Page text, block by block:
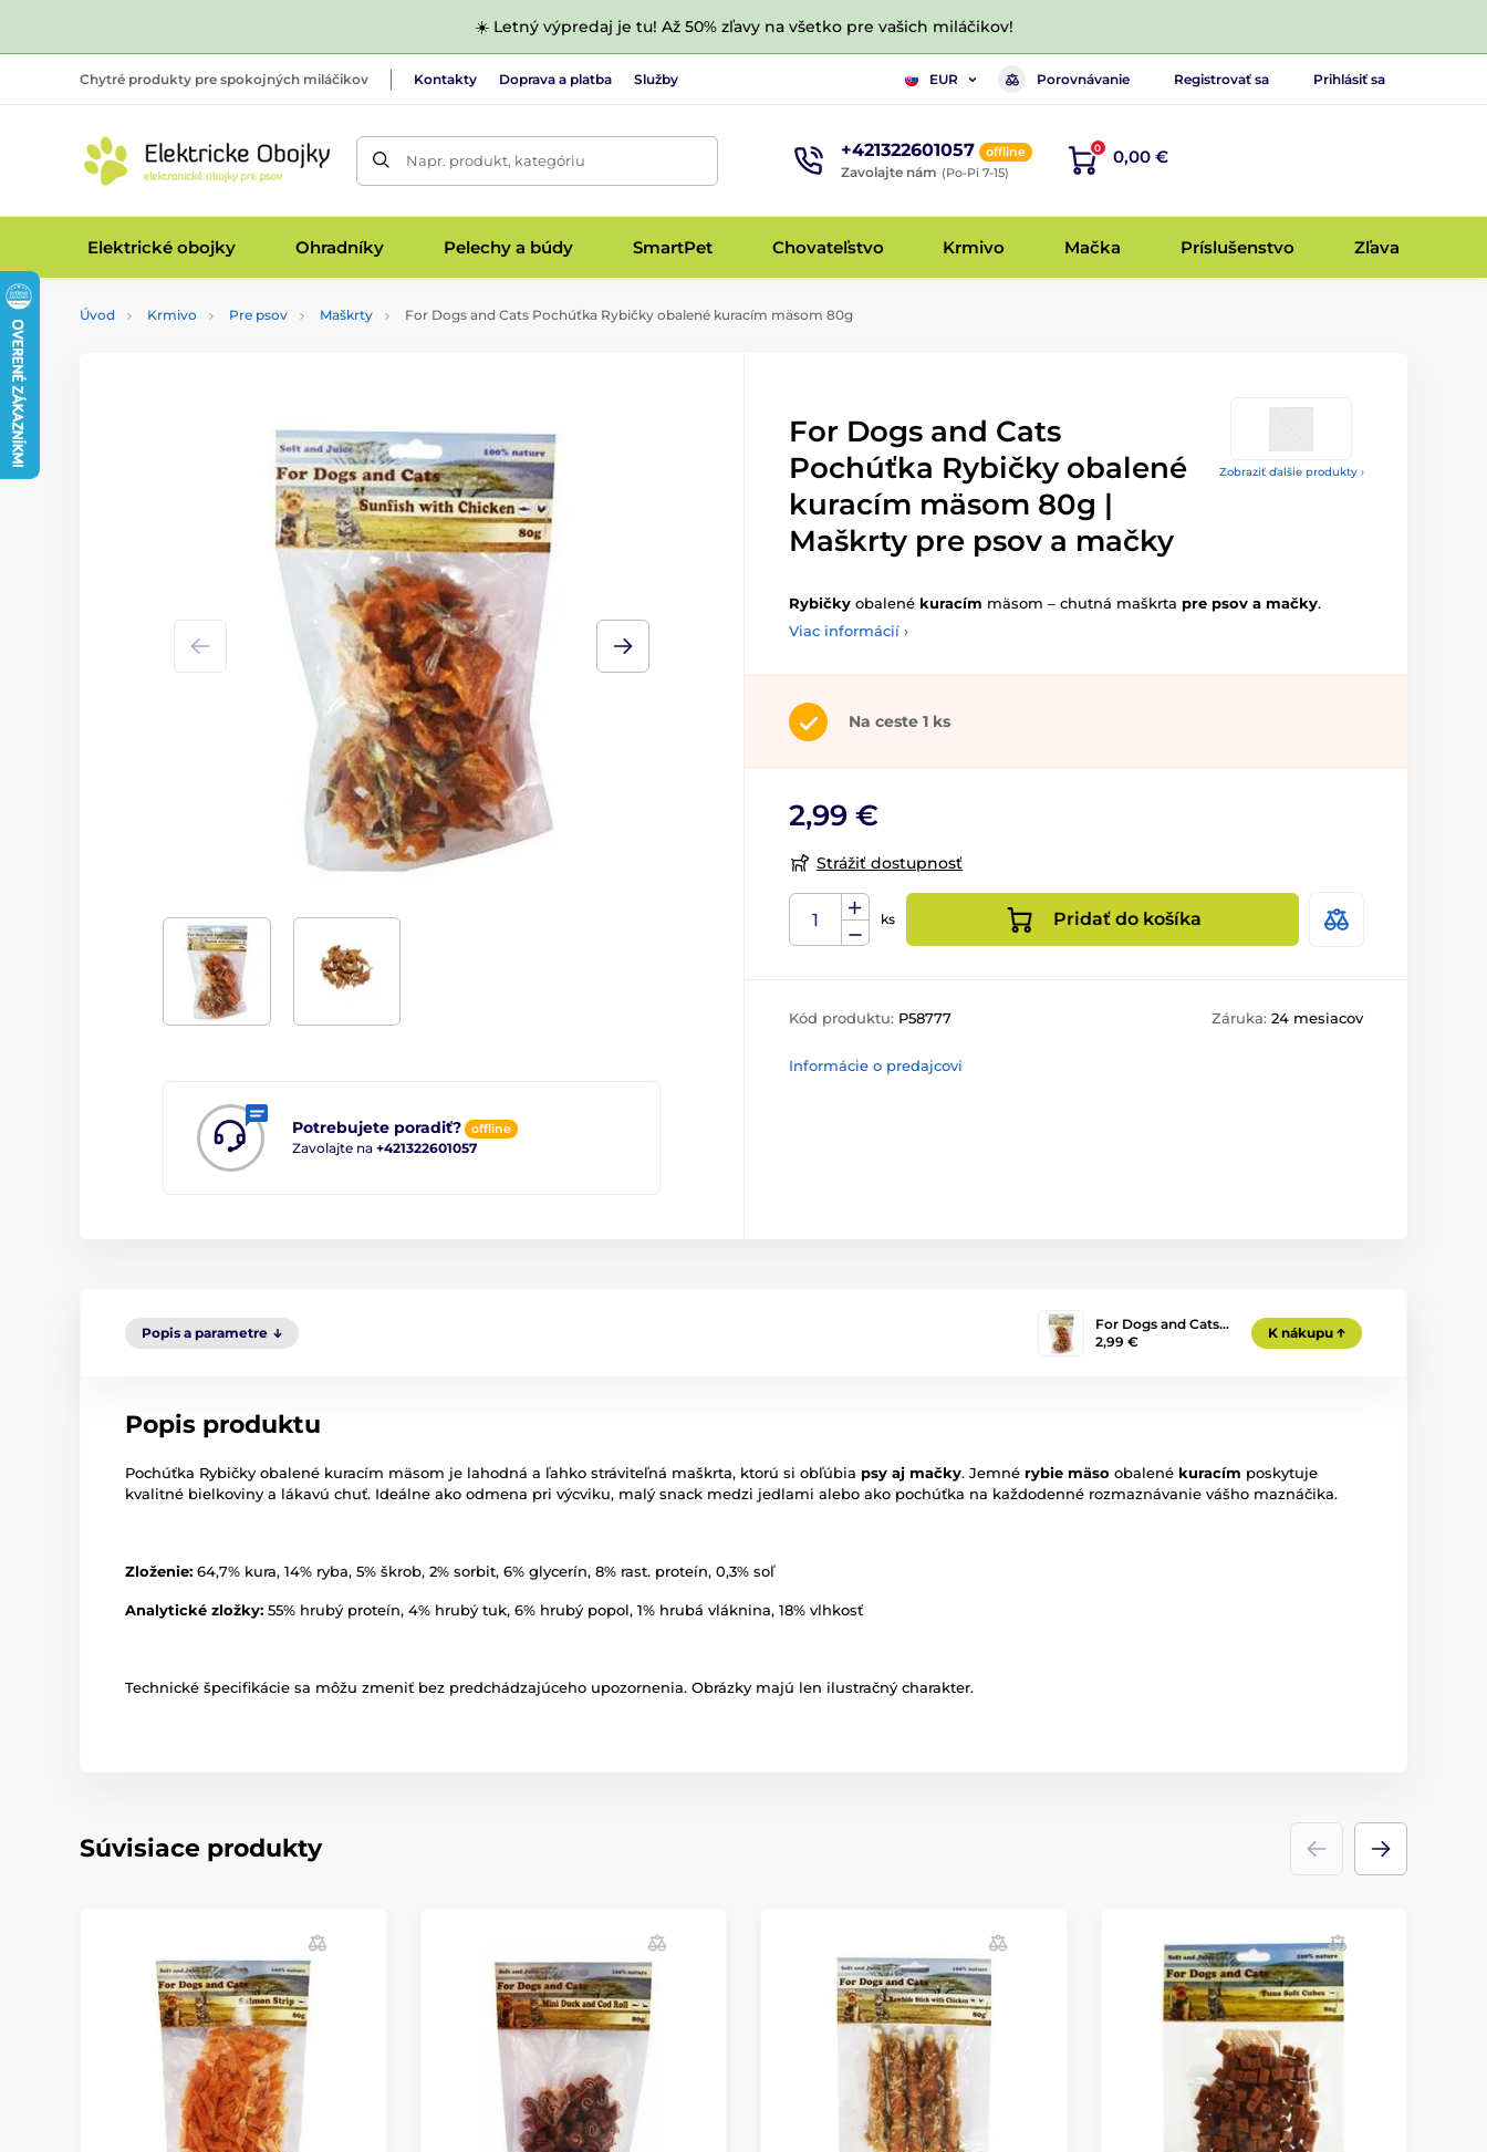
☀️ Letný výpredaj je tu! Až 50% zľavy na všetko pre vašich miláčikov!
Chytré produkty pre spokojných miláčikov Kontakty Doprava a platba Služby EUR Porovnávanie Registrovať sa Prihlásiť sa
Napr. produkt, kategóriu +421322601057 offline
Zavolajte nám (Po-Pi 7-15)
0 0,00 €
Elektrické obojky Ohradníky Pelechy a búdy SmartPet Chovateľstvo Krmivo Mačka Príslušenstvo Zľava
Úvod Krmivo Pre psov Maškrty For Dogs and Cats Pochúťka Rybičky obalené kuracím mäsom 80g
Zobraziť ďalšie produkty ›
Potrebujete poradiť? offline
Zavolajte na +421322601057
For Dogs and Cats
Pochúťka Rybičky obalené
kuracím mäsom 80g |
Maškrty pre psov a mačky
Rybičky obalené kuracím mäsom – chutná maškrta pre psov a mačky.
Viac informácií ›
Na ceste 1 ks
2,99 €
Strážiť dostupnosť
ks Pridať do košíka
Kód produktu: P58777 Záruka: 24 mesiacov
Informácie o predajcovi
Popis a parametre
For Dogs and Cats…
2,99 €
K nákupu
Popis produktu
Pochúťka Rybičky obalené kuracím mäsom je lahodná a ľahko stráviteľná maškrta, ktorú si obľúbia psy aj mačky. Jemné rybie mäso obalené kuracím poskytuje
kvalitné bielkoviny a lákavú chuť. Ideálne ako odmena pri výcviku, malý snack medzi jedlami alebo ako pochúťka na každodenné rozmaznávanie vášho maznáčika.
Zloženie: 64,7% kura, 14% ryba, 5% škrob, 2% sorbit, 6% glycerín, 8% rast. proteín, 0,3% soľ
Analytické zložky: 55% hrubý proteín, 4% hrubý tuk, 6% hrubý popol, 1% hrubá vláknina, 18% vlhkosť
Technické špecifikácie sa môžu zmeniť bez predchádzajúceho upozornenia. Obrázky majú len ilustračný charakter.
Súvisiace produkty